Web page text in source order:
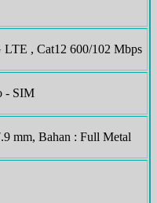
, Cat12 600/102 Mbps
- SIM
mm, Bahan : Full Metal